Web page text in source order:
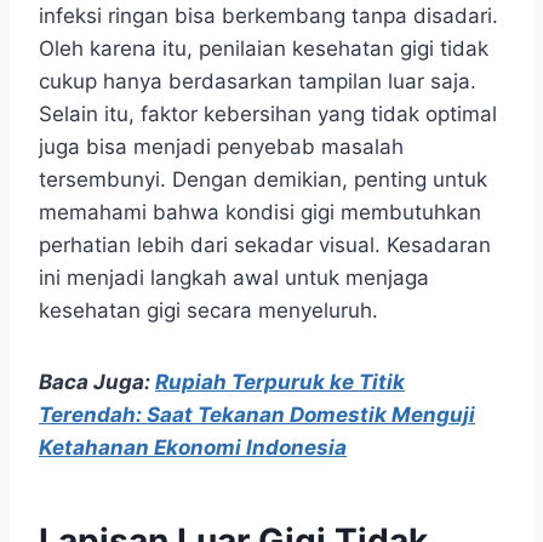
infeksi ringan bisa berkembang tanpa disadari.
Oleh karena itu, penilaian kesehatan gigi tidak
cukup hanya berdasarkan tampilan luar saja.
Selain itu, faktor kebersihan yang tidak optimal
juga bisa menjadi penyebab masalah
tersembunyi. Dengan demikian, penting untuk
memahami bahwa kondisi gigi membutuhkan
perhatian lebih dari sekadar visual. Kesadaran
ini menjadi langkah awal untuk menjaga
kesehatan gigi secara menyeluruh.
Baca Juga: Rupiah Terpuruk ke Titik
Terendah: Saat Tekanan Domestik Menguji
Ketahanan Ekonomi Indonesia